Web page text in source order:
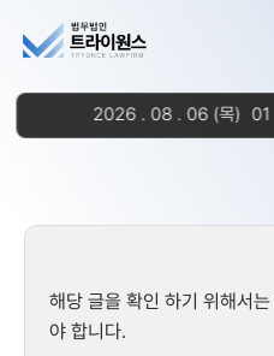
2026 . 08 . 06 (목) 01
해당 글을 확인 하기 위해서
야 합니다.